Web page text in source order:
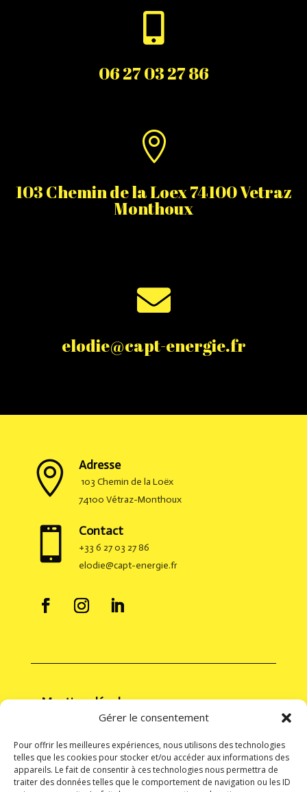
Gérer le consentement
Pour offrir les meilleures expériences, nous utilisons des technologies
telles que les cookies pour stocker et/ou accéder aux informations des
appareils. Le fait de consentir à ces technologies nous permettra de
traiter des données telles que le comportement de navigation ou les ID

06 27 03 27 86

103 Chemin de la Loex 74100 Vetraz
Monthoux

elodie@capt-energie.fr
 Adresse
103 Chemin de la Loëx
74100 Vétraz-Monthoux
 Contact
+33 6 27 03 27 86
elodie@capt-energie.fr
Mentions légales
Mentions Légales
Politique de cookies
Politique de confidentialité